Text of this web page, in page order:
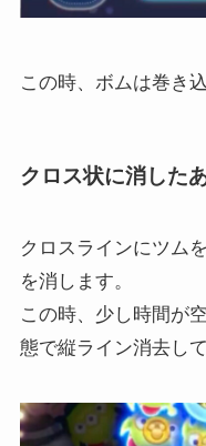
この時、ボムは巻き
クロス状に消した
クロスラインにツム
を消します。
この時、少し時間が
態で縦ライン消去し